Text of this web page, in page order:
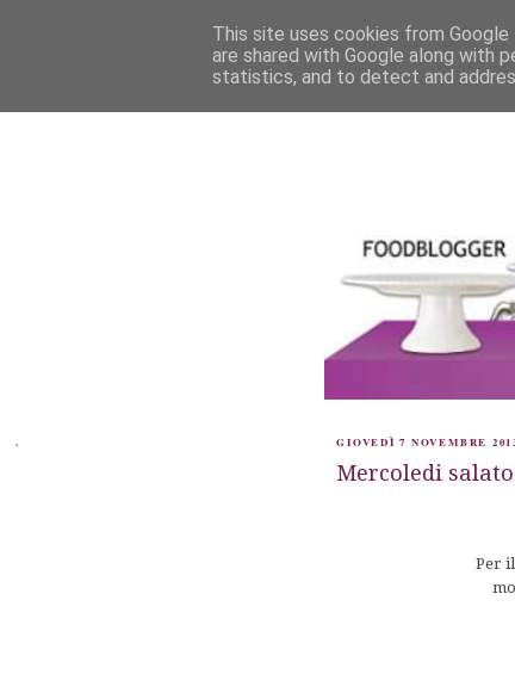
. GIOVEDÌ 7 NOVEMBRE
Mercoledi
Per
This site uses cookies from
are shared with Google along with
statistics, and to detect and